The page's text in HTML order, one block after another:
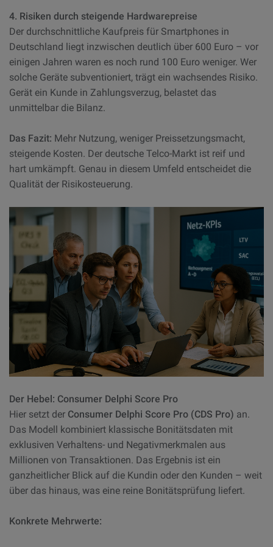
4. Risiken durch steigende Hardwarepreise
Der durchschnittliche Kaufpreis für Smartphones in
Deutschland liegt inzwischen deutlich über 600 Euro – vor
einigen Jahren waren es noch rund 100 Euro weniger. Wer
solche Geräte subventioniert, trägt ein wachsendes Risiko.
Gerät ein Kunde in Zahlungsverzug, belastet das
unmittelbar die Bilanz.
Das Fazit: Mehr Nutzung, weniger Preissetzungsmacht,
steigende Kosten. Der deutsche Telco-Markt ist reif und
hart umkämpft. Genau in diesem Umfeld entscheidet die
Qualität der Risikosteuerung.
Der Hebel: Consumer Delphi Score Pro
Hier setzt der Consumer Delphi Score Pro (CDS Pro) an.
Das Modell kombiniert klassische Bonitätsdaten mit
exklusiven Verhaltens- und Negativmerkmalen aus
Millionen von Transaktionen. Das Ergebnis ist ein
ganzheitlicher Blick auf die Kundin oder den Kunden – weit
über das hinaus, was eine reine Bonitätsprüfung liefert.
Konkrete Mehrwerte: